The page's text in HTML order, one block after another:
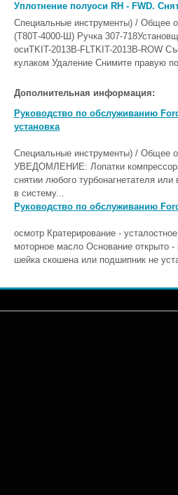
Уплотнение полуоси RH - FWD.
Специальные инструменты) / Общее
(Т80Т-4000-Ш) Ручка 307-
осиTKIT-2013B-FLTKIT-2013B-ROW
кулаком Удаление Снимите правую
Дополнительная информация:
Руководство по обслуживанию
установка
Специальные инструменты) / Общее
УВЕДОМЛЕНИЕ: Лопатки
снятии любого турбонагнетателя
в систему...
Руководство по обслуживанию
осмотр Кратерирование -
моторное масло Основание открыто
шейка скошена или подшипник не